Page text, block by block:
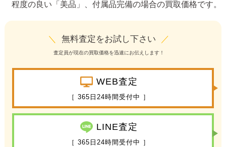
程度の良い「美品」、付属品完備の場合の買取価格です。
＼ 無料査定をお試し下さい ／
査定員が現在の買取価格を迅速にお伝えします！
WEB査定
［ 365日24時間受付中 ］
LINE査定
［ 365日24時間受付中 ］